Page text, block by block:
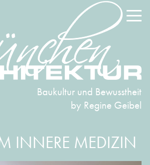
Baukultur und Bewusstheit
by Regine Geibel
INNERE MEDIZIN